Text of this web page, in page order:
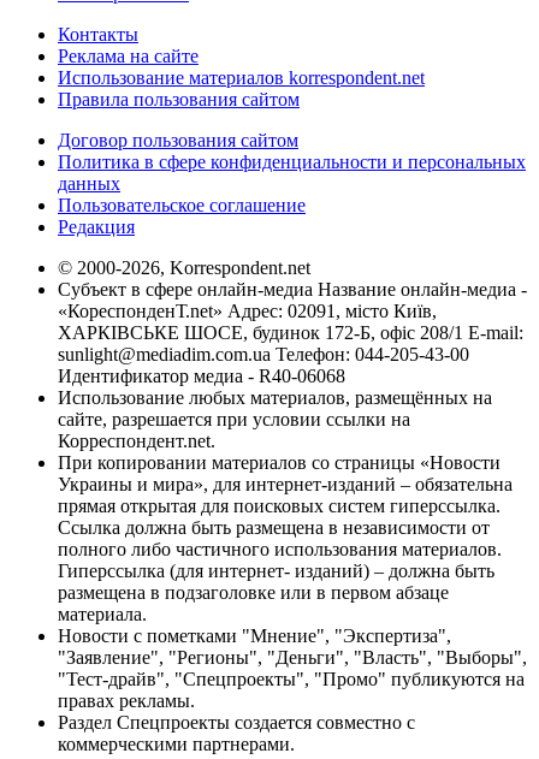
Контакты
Реклама на сайте
Использование материалов korrespondent.net
Правила пользования сайтом
Договор пользования сайтом
Политика в сфере конфиденциальности и персональных
данных
Пользовательское соглашение
Редакция
© 2000-2026, Korrespondent.net
Субъект в сфере онлайн-медиа Название онлайн-медиа -
«КореспонденТ.net» Адрес: 02091, місто Київ,
ХАРКІВСЬКЕ ШОСЕ, будинок 172-Б, офіс 208/1 E-mail:
sunlight@mediadim.com.ua Телефон: 044-205-43-00
Идентификатор медиа - R40-06068
Использование любых материалов, размещённых на
сайте, разрешается при условии ссылки на
Корреспондент.net.
При копировании материалов со страницы «Новости
Украины и мира», для интернет-изданий – обязательна
прямая открытая для поисковых систем гиперссылка.
Ссылка должна быть размещена в независимости от
полного либо частичного использования материалов.
Гиперссылка (для интернет- изданий) – должна быть
размещена в подзаголовке или в первом абзаце
материала.
Новости с пометками "Мнение", "Экспертиза",
"Заявление", "Регионы", "Деньги", "Власть", "Выборы",
"Тест-драйв", "Спецпроекты", "Промо" публикуются на
правах рекламы.
Раздел Спецпроекты создается совместно с
коммерческими партнерами.